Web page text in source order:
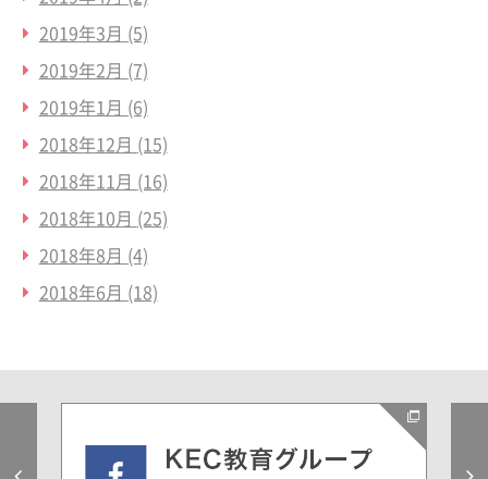
2019年3月 (5)
2019年2月 (7)
2019年1月 (6)
2018年12月 (15)
2018年11月 (16)
2018年10月 (25)
2018年8月 (4)
2018年6月 (18)